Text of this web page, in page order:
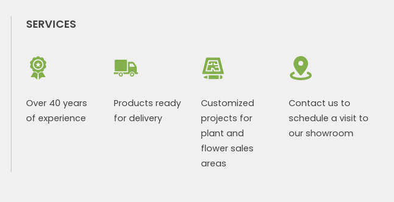
SERVICES
Over 40 years
of experience
Products ready
for delivery
Customized
projects for
plant and
flower sales
areas
Contact us to
schedule a visit to
our showroom